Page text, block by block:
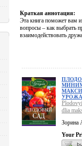
Краткая аннотация:
Эта книга поможет вам
вопросы – как выбрать
взаимодействовать
dlia
Зорина
Your